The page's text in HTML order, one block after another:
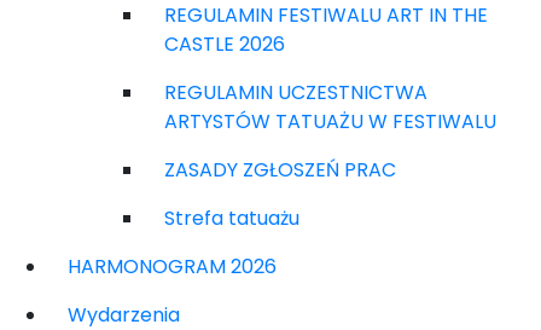
REGULAMIN FESTIWALU ART IN THE
CASTLE 2026
REGULAMIN UCZESTNICTWA
ARTYSTÓW TATUAŻU W FESTIWALU
ZASADY ZGŁOSZEŃ PRAC
Strefa tatuażu
HARMONOGRAM 2026
Wydarzenia